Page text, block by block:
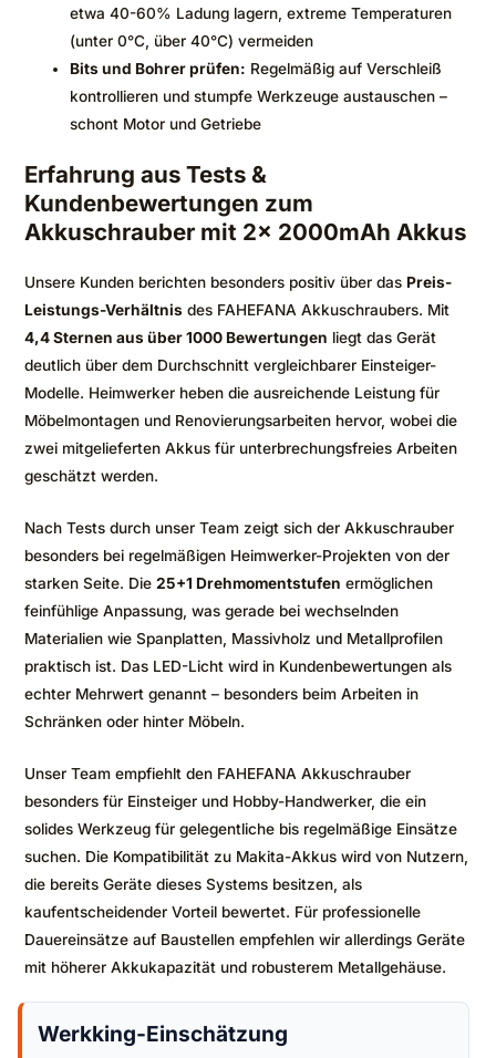
etwa 40-60% Ladung lagern, extreme Temperaturen
(unter 0°C, über 40°C) vermeiden
Bits und Bohrer prüfen: Regelmäßig auf Verschleiß
kontrollieren und stumpfe Werkzeuge austauschen –
schont Motor und Getriebe
Erfahrung aus Tests &
Kundenbewertungen zum
Akkuschrauber mit 2x 2000mAh Akkus
Unsere Kunden berichten besonders positiv über das Preis-
Leistungs-Verhältnis des FAHEFANA Akkuschraubers. Mit
4,4 Sternen aus über 1000 Bewertungen liegt das Gerät
deutlich über dem Durchschnitt vergleichbarer Einsteiger-
Modelle. Heimwerker heben die ausreichende Leistung für
Möbelmontagen und Renovierungsarbeiten hervor, wobei die
zwei mitgelieferten Akkus für unterbrechungsfreies Arbeiten
geschätzt werden.
Nach Tests durch unser Team zeigt sich der Akkuschrauber
besonders bei regelmäßigen Heimwerker-Projekten von der
starken Seite. Die 25+1 Drehmomentstufen ermöglichen
feinfühlige Anpassung, was gerade bei wechselnden
Materialien wie Spanplatten, Massivholz und Metallprofilen
praktisch ist. Das LED-Licht wird in Kundenbewertungen als
echter Mehrwert genannt – besonders beim Arbeiten in
Schränken oder hinter Möbeln.
Unser Team empfiehlt den FAHEFANA Akkuschrauber
besonders für Einsteiger und Hobby-Handwerker, die ein
solides Werkzeug für gelegentliche bis regelmäßige Einsätze
suchen. Die Kompatibilität zu Makita-Akkus wird von Nutzern,
die bereits Geräte dieses Systems besitzen, als
kaufentscheidender Vorteil bewertet. Für professionelle
Dauereinsätze auf Baustellen empfehlen wir allerdings Geräte
mit höherer Akkukapazität und robusterem Metallgehäuse.
Werkking-Einschätzung